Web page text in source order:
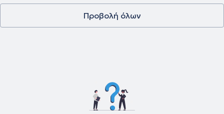
Προβολή όλων